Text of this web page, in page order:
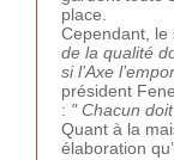
place.
Cependant, le
de la qualité
si l’Axe
président
: " Chacun
Quant à la
élaboration